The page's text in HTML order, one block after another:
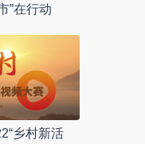
”在行动
乡村新活